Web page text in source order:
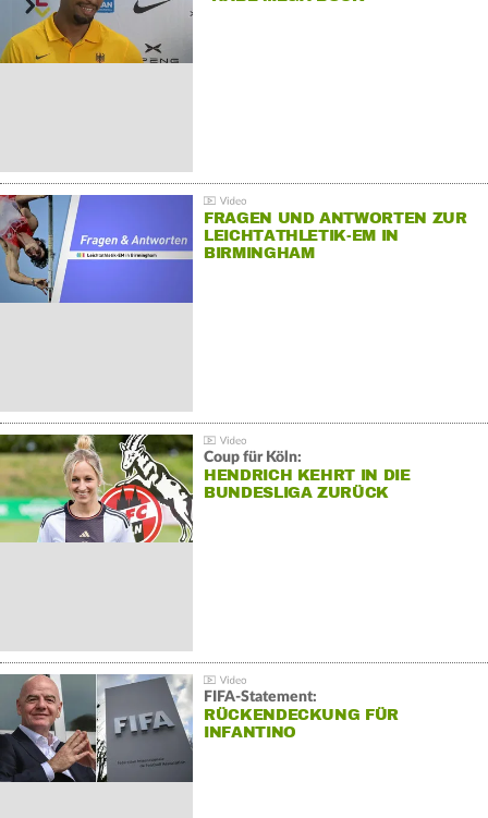
FRAGEN UND ANTWORTEN ZUR
LEICHTATHLETIK-EM IN
BIRMINGHAM
Coup für Köln:
HENDRICH KEHRT IN DIE
BUNDESLIGA ZURÜCK
FIFA-Statement:
RÜCKENDECKUNG FÜR
INFANTINO